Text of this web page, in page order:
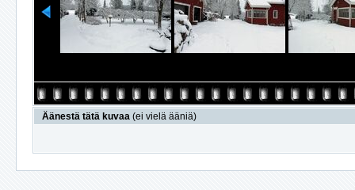
Äänestä tätä kuvaa (ei vielä ääniä)